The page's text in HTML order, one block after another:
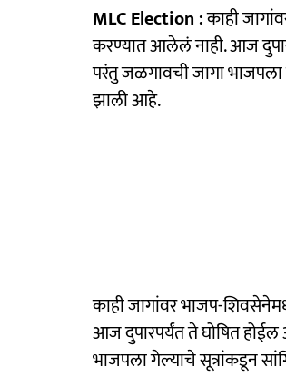
MLC Election :काही
करण्यात आलेलं नाही. आज
परंतु जळगावची जागा
झाली आहे.
काही जागांवर भाजप-
आज दुपारपर्यंत ते घोषित
भाजपला गेल्याचे सूत्रांकडून